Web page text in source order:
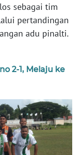
sebagai tim
pertandingan
adu pinalti.
2-1, Melaju ke